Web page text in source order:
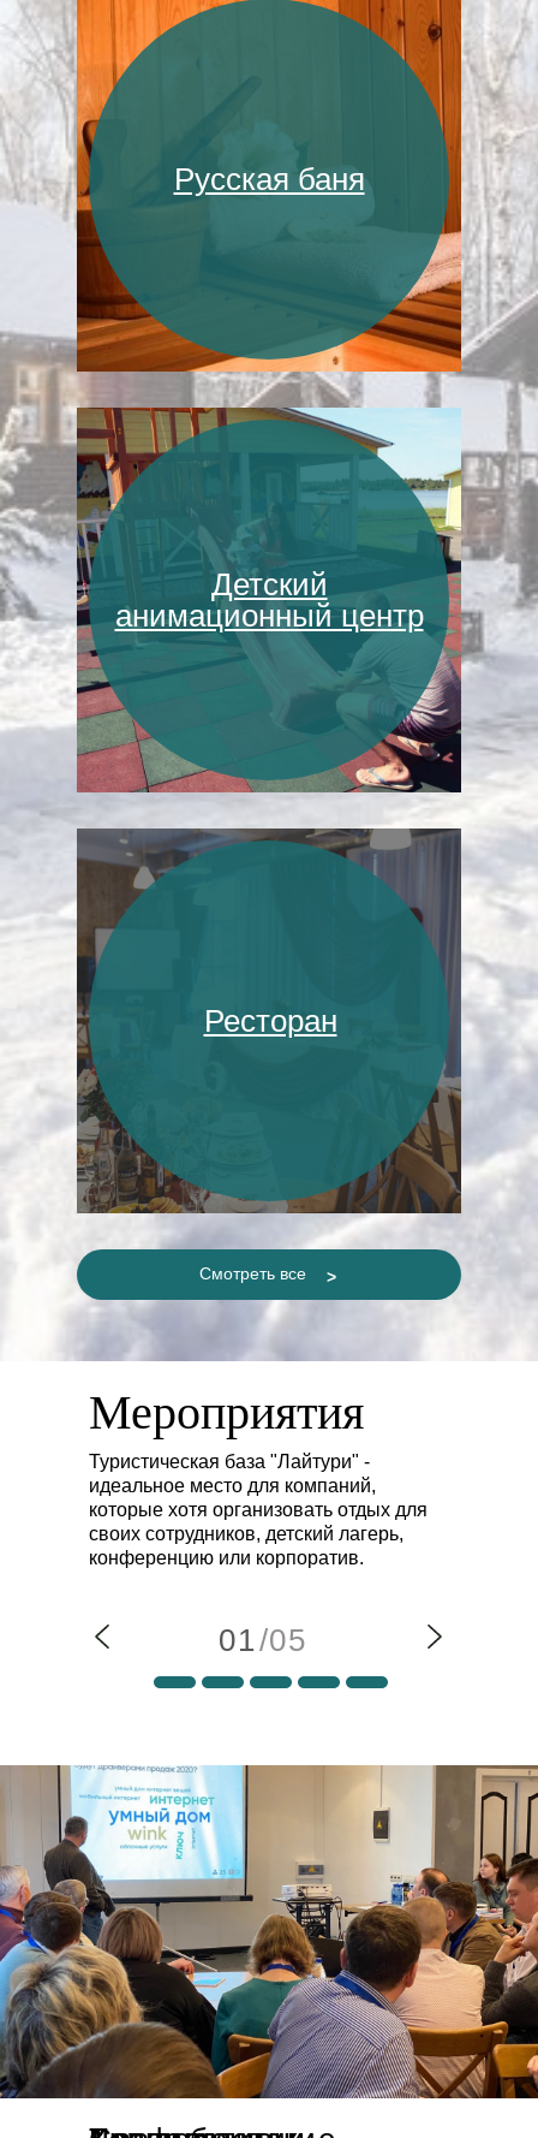
Смотреть все >
Русская баня
Детский
анимационный центр
Ресторан
Туристическая база "Лайтури" -
идеальное место для компаний,
которые хотя организовать отдых для
своих сотрудников, детский лагерь,
конференцию или корпоратив.
Мероприятия
01/05